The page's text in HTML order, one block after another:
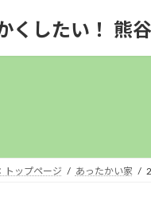
くしたい！ 熊
トップページ あったかい家